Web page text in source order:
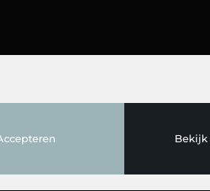
Bekijk